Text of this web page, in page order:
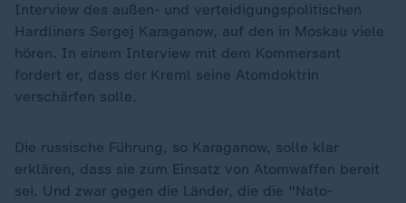
Interview des außen- und verteidigungspolitischen
Hardliners Sergej Karaganow, auf den in Moskau viele
hören. In einem Interview mit dem Kommersant
fordert er, dass der Kreml seine Atomdoktrin
verschärfen solle.
Die russische Führung, so Karaganow, solle klar
erklären, dass sie zum Einsatz von Atomwaffen bereit
sei. Und zwar gegen die Länder, die die "Nato-